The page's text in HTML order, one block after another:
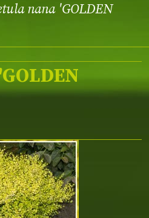
nana 'GOLDEN